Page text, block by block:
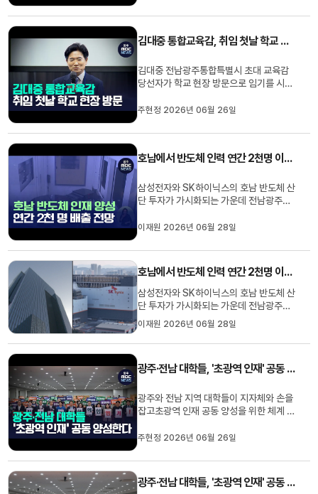
서 2곳이 교육부의 마이스터고로 지정되면
1000여 명의 AI인력 양성이 가능하... 김대중 통합교육감, 취임 첫날 학교 현장 방문
김대중 전남광주통합특별시 초대 교육감
당선자가 학교 현장 방문으로 임기를 시작
의회 본회의에 참석해 취임 선서를 한 뒤,
잇따라 방문해 교육 현장을 점검할 예정입
께 국립 5·18민주묘지를 참배...
주현정 2026년 06월 26일
호남에서 반도체 인력 연간 2천명 이상 배출 예상
삼성전자와 SK하이닉스의 호남 반도체 산
단 투자가 가시화되는 가운데 전남광주에
로 전망됩니다.전남·광주교육청에 따르면
서 2곳이 교육부의 마이스터고로 지정되면
서전남광주의 10곳의 고등학교에서연간
1000여 명의 AI인력 양성이 가능하...
이재원 2026년 06월 28일
호남에서 반도체 인력 연간 2천명 이상 배출 예상
삼성전자와 SK하이닉스의 호남 반도체 산
단 투자가 가시화되는 가운데 전남광주에
서 연간 2천명 이상의 인력이 배출될 것으
로 전망됩니다.전남·광주교육청에 따르면
목포공업고와 해남공업고 등 전남 지역에
서전남광주의 10곳의 고등학교에서연간
이재원 2026년 06월 28일
광주·전남 대학들, '초광역 인재' 공동 양성한다
광주와 전남 지역 대학들이 지자체와 손을
잡고초광역 인재 공동 양성을 위한 체계 구
센터는 그제(24) 동신대학교에서지역 대
간 교육 자원을 공유하는 협력 모델을 발굴
해 AI 데이터와 스마트 농축수산 등 지역 전
략산업과 연계한 인재 ...
주현정 2026년 06월 26일
광주·전남 대학들, '초광역 인재' 공동 양성한다